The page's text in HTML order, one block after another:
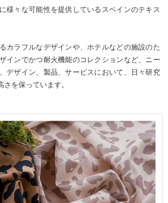
様々な可能性を提供しているスペインのテキス
カラフルなデザインや、ホテルなどの施設のた
インでかつ耐火機能のコレクションなど、ニー
デザイン、製品、サービスにおいて、日々研究
を保っています。